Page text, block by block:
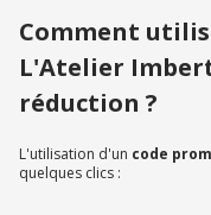
Comment
L'Atelier
réduction ?
L'utilisation d'un code
quelques clics :